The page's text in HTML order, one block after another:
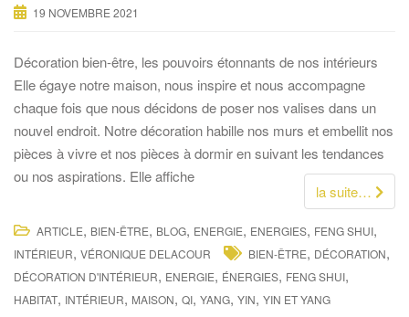
19 NOVEMBRE 2021
Décoration bien-être, les pouvoirs étonnants de nos intérieurs
Elle égaye notre maison, nous inspire et nous accompagne
chaque fois que nous décidons de poser nos valises dans un
nouvel endroit. Notre décoration habille nos murs et embellit nos
pièces à vivre et nos pièces à dormir en suivant les tendances
ou nos aspirations. Elle affiche
la suite…
ARTICLE, BIEN-ÊTRE, BLOG, ENERGIE, ENERGIES, FENG SHUI,
INTÉRIEUR, VÉRONIQUE DELACOUR BIEN-ÊTRE, DÉCORATION,
DÉCORATION D'INTÉRIEUR, ENERGIE, ÉNERGIES, FENG SHUI,
HABITAT, INTÉRIEUR, MAISON, QI, YANG, YIN, YIN ET YANG